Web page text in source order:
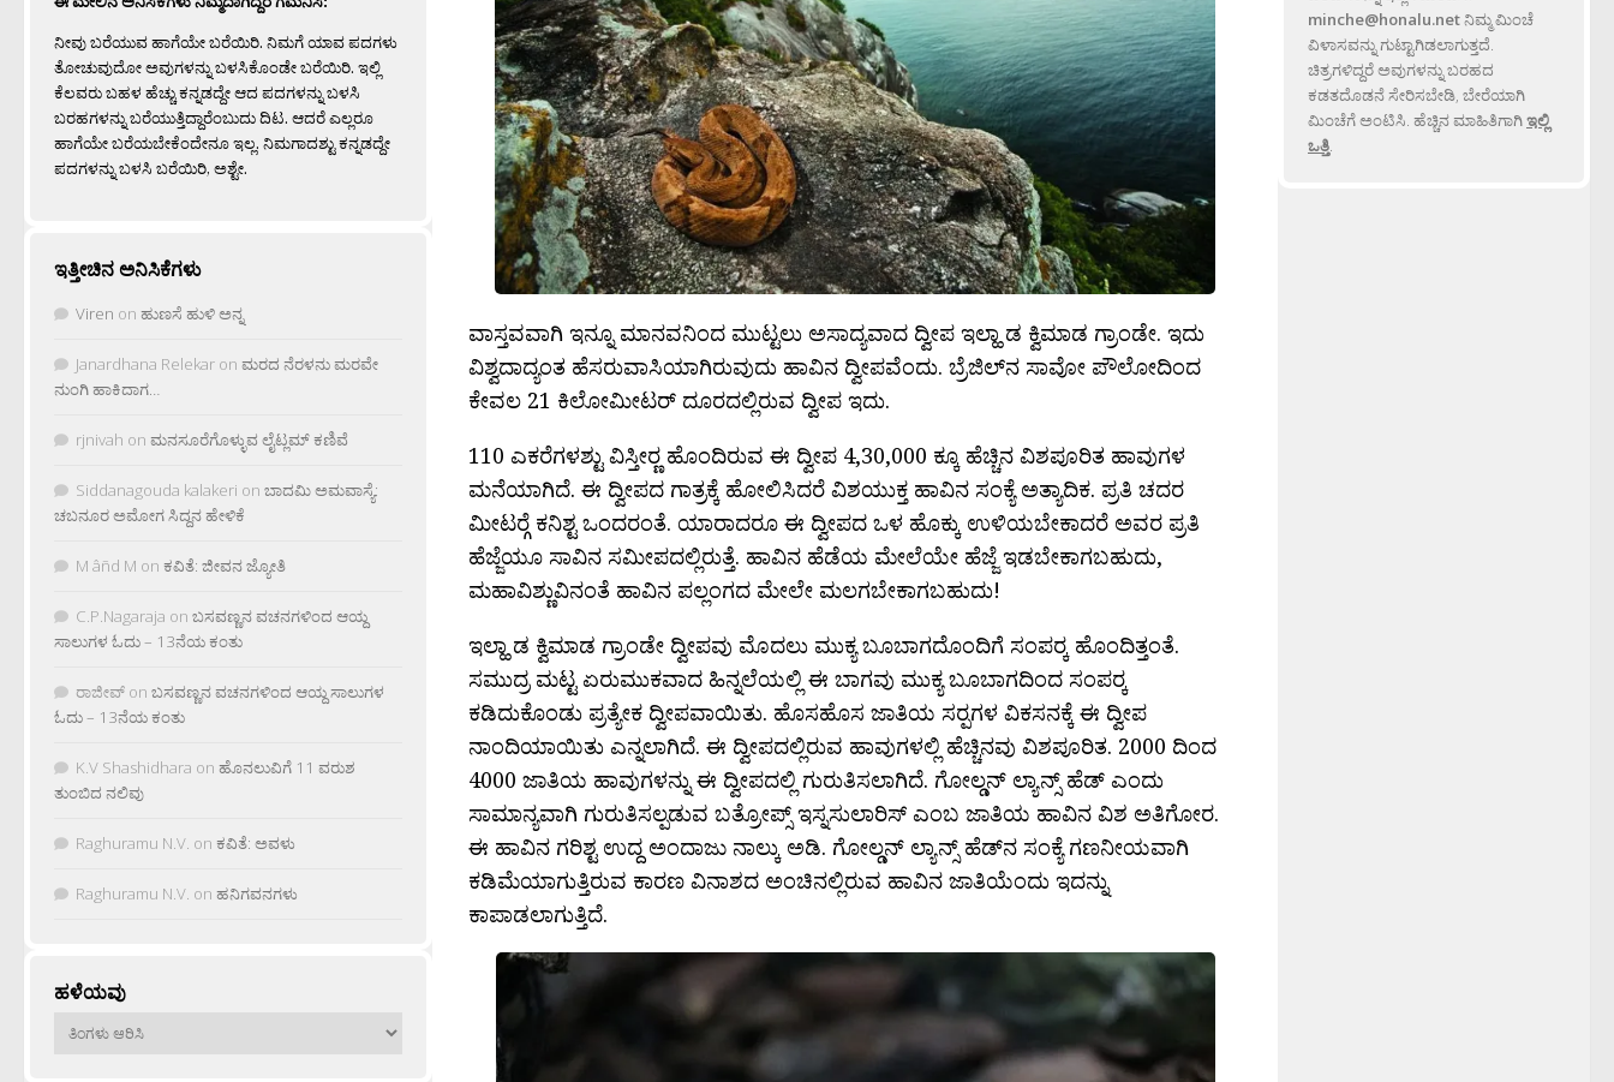
ವಾಸ್ತವವಾಗಿ ಇನ್ನೂ ಮಾನವನಿಂದ ಮುಟ್ಟಲು ಅಸಾದ್ಯವಾದ ದ್ವೀಪ ಇಲ್ಹಾ ಡ ಕ್ವಿಮಾಡ ಗ್ರಾಂಡೇ. ಇದು
ವಿಶ್ವದಾದ್ಯಂತ ಹೆಸರುವಾಸಿಯಾಗಿರುವುದು ಹಾವಿನ ದ್ವೀಪವೆಂದು. ಬ್ರೆಜಿಲ್‍ನ ಸಾವೋ ಪೌಲೋದಿಂದ
ಕೇವಲ 21 ಕಿಲೋಮೀಟರ್ ದೂರದಲ್ಲಿರುವ ದ್ವೀಪ ಇದು.
110 ಎಕರೆಗಳಶ್ಟು ವಿಸ್ತೀರ‍್ಣ ಹೊಂದಿರುವ ಈ ದ್ವೀಪ 4,30,000 ಕ್ಕೂ ಹೆಚ್ಚಿನ ವಿಶಪೂರಿತ ಹಾವುಗಳ
ಮನೆಯಾಗಿದೆ. ಈ ದ್ವೀಪದ ಗಾತ್ರಕ್ಕೆ ಹೋಲಿಸಿದರೆ ವಿಶಯುಕ್ತ ಹಾವಿನ ಸಂಕ್ಯೆ ಅತ್ಯಾದಿಕ. ಪ್ರತಿ ಚದರ
ಮೀಟರ್‍ಗೆ ಕನಿಶ್ಟ ಒಂದರಂತೆ. ಯಾರಾದರೂ ಈ ದ್ವೀಪದ ಒಳ ಹೊಕ್ಕು ಉಳಿಯಬೇಕಾದರೆ ಅವರ ಪ್ರತಿ
ಹೆಜ್ಜೆಯೂ ಸಾವಿನ ಸಮೀಪದಲ್ಲಿರುತ್ತೆ. ಹಾವಿನ ಹೆಡೆಯ ಮೇಲೆಯೇ ಹೆಜ್ಜೆ ಇಡಬೇಕಾಗಬಹುದು,
ಮಹಾವಿಶ್ಣುವಿನಂತೆ ಹಾವಿನ ಪಲ್ಲಂಗದ ಮೇಲೇ ಮಲಗಬೇಕಾಗಬಹುದು!
ಇಲ್ಹಾ ಡ ಕ್ವಿಮಾಡ ಗ್ರಾಂಡೇ ದ್ವೀಪವು ಮೊದಲು ಮುಕ್ಯ ಬೂಬಾಗದೊಂದಿಗೆ ಸಂಪರ‍್ಕ ಹೊಂದಿತ್ತಂತೆ.
ಸಮುದ್ರ ಮಟ್ಟ ಏರುಮುಕವಾದ ಹಿನ್ನಲೆಯಲ್ಲಿ ಈ ಬಾಗವು ಮುಕ್ಯ ಬೂಬಾಗದಿಂದ ಸಂಪರ‍್ಕ
ಕಡಿದುಕೊಂಡು ಪ್ರತ್ಯೇಕ ದ್ವೀಪವಾಯಿತು. ಹೊಸಹೊಸ ಜಾತಿಯ ಸರ‍್ಪಗಳ ವಿಕಸನಕ್ಕೆ ಈ ದ್ವೀಪ
ನಾಂದಿಯಾಯಿತು ಎನ್ನಲಾಗಿದೆ. ಈ ದ್ವೀಪದಲ್ಲಿರುವ ಹಾವುಗಳಲ್ಲಿ ಹೆಚ್ಚಿನವು ವಿಶಪೂರಿತ. 2000 ದಿಂದ
4000 ಜಾತಿಯ ಹಾವುಗಳನ್ನು ಈ ದ್ವೀಪದಲ್ಲಿ ಗುರುತಿಸಲಾಗಿದೆ. ಗೋಲ್ಡನ್ ಲ್ಯಾನ್ಸ್ ಹೆಡ್ ಎಂದು
ಸಾಮಾನ್ಯವಾಗಿ ಗುರುತಿಸಲ್ಪಡುವ ಬತ್ರೋಪ್ಸ್ ಇಸ್ನಸುಲಾರಿಸ್ ಎಂಬ ಜಾತಿಯ ಹಾವಿನ ವಿಶ ಅತಿಗೋರ.
ಈ ಹಾವಿನ ಗರಿಶ್ಟ ಉದ್ದ ಅಂದಾಜು ನಾಲ್ಕು ಅಡಿ. ಗೋಲ್ಡನ್ ಲ್ಯಾನ್ಸ್ ಹೆಡ್‍ನ ಸಂಕ್ಯೆ ಗಣನೀಯವಾಗಿ
ಕಡಿಮೆಯಾಗುತ್ತಿರುವ ಕಾರಣ ವಿನಾಶದ ಅಂಚಿನಲ್ಲಿರುವ ಹಾವಿನ ಜಾತಿಯೆಂದು ಇದನ್ನು
ಕಾಪಾಡಲಾಗುತ್ತಿದೆ.
ನೀವು ಬರೆಯುವ ಹಾಗೆಯೇ ಬರೆಯಿರಿ. ನಿಮಗೆ ಯಾವ ಪದಗಳು
ತೋಚುವುದೋ ಅವುಗಳನ್ನು ಬಳಸಿಕೊಂಡೇ ಬರೆಯಿರಿ. ಇಲ್ಲಿ
ಕೆಲವರು ಬಹಳ ಹೆಚ್ಚು ಕನ್ನಡದ್ದೇ ಆದ ಪದಗಳನ್ನು ಬಳಸಿ
ಬರಹಗಳನ್ನು ಬರೆಯುತ್ತಿದ್ದಾರೆಂಬುದು ದಿಟ. ಆದರೆ ಎಲ್ಲರೂ
ಹಾಗೆಯೇ ಬರೆಯಬೇಕೆಂದೇನೂ ಇಲ್ಲ. ನಿಮಗಾದಶ್ಟು ಕನ್ನಡದ್ದೇ
ಪದಗಳನ್ನು ಬಳಸಿ ಬರೆಯಿರಿ, ಅಶ್ಟೇ.
ಇತ್ತೀಚಿನ ಅನಿಸಿಕೆಗಳು
Viren on ಹುಣಸೆ ಹುಳಿ ಅನ್ನ
Janardhana Relekar on ಮರದ ನೆರಳನು ಮರವೇ
ನುಂಗಿ ಹಾಕಿದಾಗ…
rjnivah on ಮನಸೂರೆಗೊಳ್ಳುವ ಲೈಟ್ಲಮ್ ಕಣಿವೆ
Siddanagouda kalakeri on ಬಾದಮಿ ಅಮವಾಸ್ಯೆ:
ಚಬನೂರ ಅಮೋಗ ಸಿದ್ದನ ಹೇಳಿಕೆ
M âñd M on ಕವಿತೆ: ಜೀವನ ಜ್ಯೋತಿ
C.P.Nagaraja on ಬಸವಣ್ಣನ ವಚನಗಳಿಂದ ಆಯ್ದ
ಸಾಲುಗಳ ಓದು – 13ನೆಯ ಕಂತು
ರಾಜೀವ್ on ಬಸವಣ್ಣನ ವಚನಗಳಿಂದ ಆಯ್ದ ಸಾಲುಗಳ
ಓದು – 13ನೆಯ ಕಂತು
K.V Shashidhara on ಹೊನಲುವಿಗೆ 11 ವರುಶ
ತುಂಬಿದ ನಲಿವು
Raghuramu N.V. on ಕವಿತೆ: ಅವಳು
Raghuramu N.V. on ಹನಿಗವನಗಳು
ಹಳೆಯವು
ಹಳೆಯವು
minche@honalu.netನಿಮ್ಮ ಮಿಂಚೆ
ವಿಳಾಸವನ್ನು ಗುಟ್ಟಾಗಿಡಲಾಗುತ್ತದೆ.
ಚಿತ್ರಗಳಿದ್ದರೆ ಅವುಗಳನ್ನು ಬರಹದ
ಕಡತದೊಡನೆ ಸೇರಿಸಬೇಡಿ, ಬೇರೆಯಾಗಿ
ಮಿಂಚೆಗೆ ಅಂಟಿಸಿ. ಹೆಚ್ಚಿನ ಮಾಹಿತಿಗಾಗಿಇಲ್ಲಿ
ಒತ್ತಿ.